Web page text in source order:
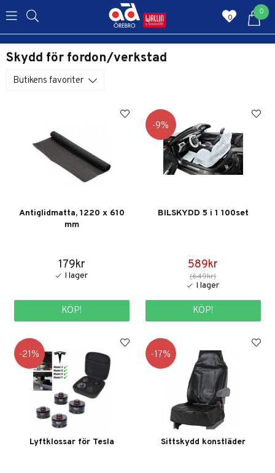
0
0
Skydd för fordon/verkstad
Butikens favoriter
Antiglidmatta, 1220 x 610
mm
179kr
KÖP!
9
BILSKYDD 5 i 1 100set
589kr
(649kr)
KÖP!
21
Lyftklossar för Tesla
17
Sittskydd konstläder